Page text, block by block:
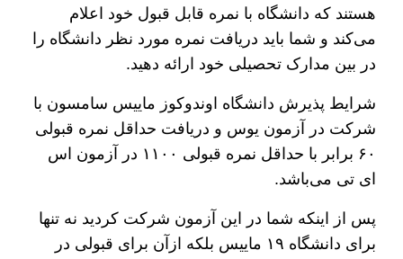
هستند که دانشگاه با نمره قابل قبول خود اعلام
می‌کند و شما باید دریافت نمره مورد نظر دانشگاه را
در بین مدارک تحصیلی خود ارائه دهید.
شرایط پذیرش دانشگاه اوندوکوز ماییس سامسون با
شرکت در آزمون یوس و دریافت حداقل نمره قبولی
۶۰ برابر با حداقل نمره قبولی ۱۱۰۰ در آزمون اس
ای تی می‌باشد.
پس از اینکه شما در این آزمون شرکت کردید نه‌ تنها
برای دانشگاه ۱۹ ماییس بلکه ازآن برای قبولی در